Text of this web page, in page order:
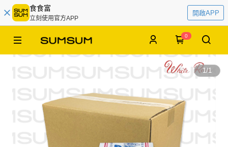
食食富
立刻使用官方APP
開啟APP
0
1/1